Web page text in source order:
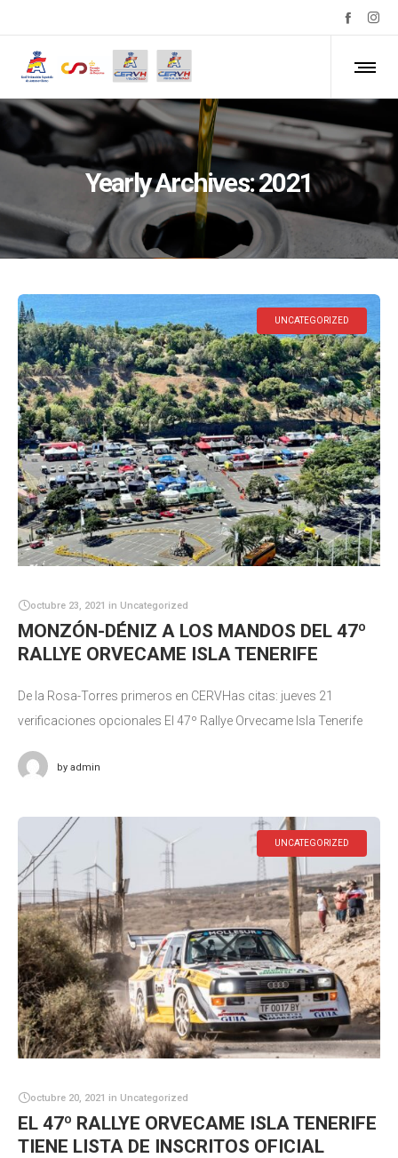
Yearly Archives: 2021
UNCATEGORIZED
octubre 23, 2021 in Uncategorized
MONZÓN-DÉNIZ A LOS MANDOS DEL 47º
RALLYE ORVECAME ISLA TENERIFE
De la Rosa-Torres primeros en CERVHas citas: jueves 21
verificaciones opcionales El 47º Rallye Orvecame Isla Tenerife
automovilística a
by admin
UNCATEGORIZED
octubre 20, 2021 in Uncategorized
EL 47º RALLYE ORVECAME ISLA TENERIFE
TIENE LISTA DE INSCRITOS OFICIAL